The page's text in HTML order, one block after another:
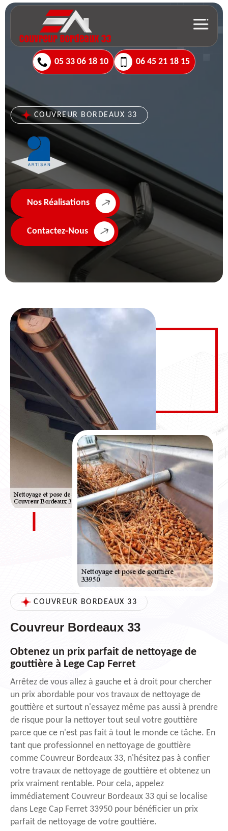
05 33 06 18 10 06 45 21 18 15
COUVREUR BORDEAUX 33
Nos Réalisations
Contactez-Nous
COUVREUR BORDEAUX 33
Couvreur Bordeaux 33
Obtenez un prix parfait de nettoyage de
gouttière à Lege Cap Ferret
Arrêtez de vous allez à gauche et à droit pour chercher
un prix abordable pour vos travaux de nettoyage de
gouttière et surtout n'essayez même pas aussi à prendre
de risque pour la nettoyer tout seul votre gouttière
parce que ce n'est pas fait à tout le monde ce tâche. En
tant que professionnel en nettoyage de gouttière
comme Couvreur Bordeaux 33, n'hésitez pas à confier
votre travaux de nettoyage de gouttière et obtenez un
prix vraiment rentable. Pour cela, appelez
immédiatement Couvreur Bordeaux 33 qui se localise
dans Lege Cap Ferret 33950 pour bénéficier un prix
parfait de nettoyage de votre gouttière.